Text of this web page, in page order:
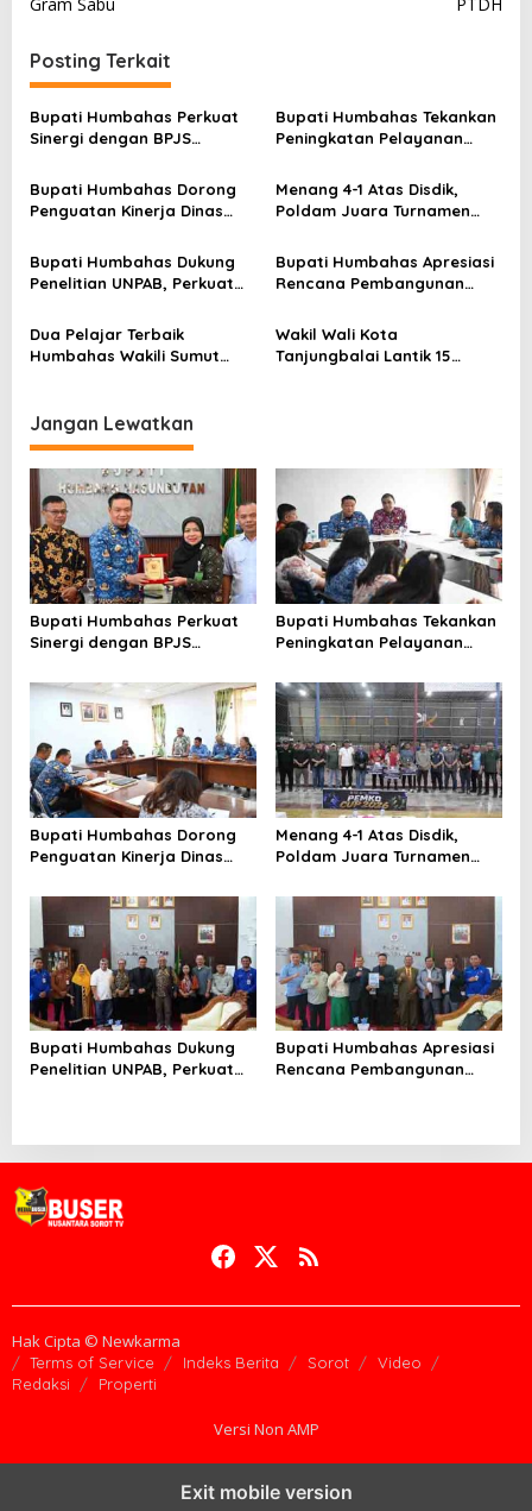
i
g
a
s
i
p
o
s
Gram Sabu
PTDH
Posting Terkait
Bupati Humbahas Perkuat
Sinergi dengan BPJS
Perluas Perlindungan
Pekerja
Bupati Humbahas Tekankan
Peningkatan Pelayanan
Utamakan Profesionalisme
dan Integritas
Bupati Humbahas Dorong
Penguatan Kinerja Dinas
SDM Berkualitas
Menang 4-1 Atas Disdik,
Poldam Juara Turnamen
Bupati Humbahas Dukung
Penelitian UNPAB, Perkuat
Toba
Bupati Humbahas Apresiasi
Rencana Pembangunan
Marbun Pollung
Dua Pelajar Terbaik
Humbahas Wakili Sumut
Wakil Wali Kota
Tanjungbalai Lantik 15
Jangan Lewatkan
Bupati Humbahas Perkuat
Sinergi dengan BPJS
Perluas Perlindungan
Pekerja
Bupati Humbahas Tekankan
Peningkatan Pelayanan
Utamakan Profesionalisme
dan Integritas
Bupati Humbahas Dorong
Penguatan Kinerja Dinas
SDM Berkualitas
Menang 4-1 Atas Disdik,
Poldam Juara Turnamen
Bupati Humbahas Dukung
Penelitian UNPAB, Perkuat
Bupati Humbahas Apresiasi
Rencana Pembangunan
Hak Cipta © Newkarma
Terms of Service Indeks Berita Sorot
Video
Redaksi
Properti
Versi Non AMP
Exit mobile version